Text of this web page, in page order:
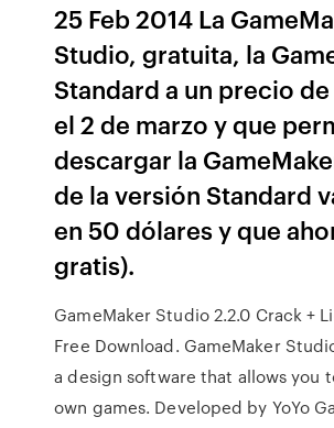
25 Feb 2014 La
Studio, gratuita, la
Standard a un precio
el 2 de marzo y que
descargar la
de la versión Standard
en 50 dólares y que
gratis).
GameMaker Studio 2.2.0 Crack +
Free Download. GameMaker
a design software that allows you
own games. Developed by YoYo